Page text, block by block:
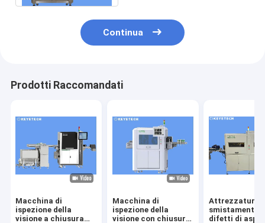
Continua
Prodotti Raccomandati
Macchina di
ispezione della
visione a chiusura
Macchina di
ispezione della
visione con chiusura
Attrezzatura
smistamento
difetti di